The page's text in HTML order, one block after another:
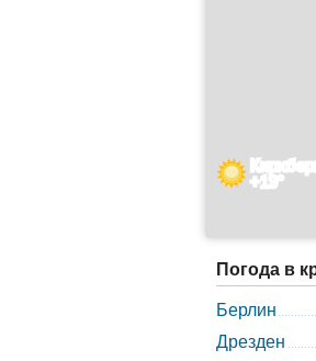
+19°
Погода в
Берлин
Дрезден